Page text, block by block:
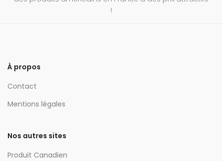
!
À propos
Contact
Mentions légales
Nos autres sites
Produit Canadien